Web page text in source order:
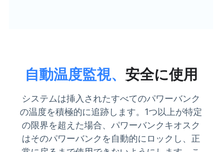
自動温度監視、 安全に使用
システムは挿入されたすべてのパワーバンク
の温度を積極的に追跡します。1つ以上が特定
の限界を超えた場合、パワーバンクキオスク
はそのパワーバンクを自動的にロックし、正